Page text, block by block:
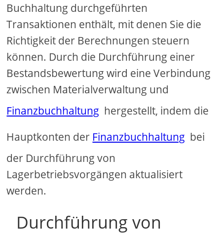
Buchhaltung durchgeführten
Transaktionen enthält, mit denen Sie die
Richtigkeit der Berechnungen steuern
können. Durch die Durchführung einer
Bestandsbewertung wird eine Verbindung
zwischen Materialverwaltung und
Finanzbuchhaltung hergestellt, indem die
Hauptkonten der Finanzbuchhaltung bei
der Durchführung von
Lagerbetriebsvorgängen aktualisiert
werden.
Durchführung von